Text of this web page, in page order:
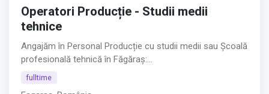
Operatori Producție - Studii medii
tehnice
Angajăm în Personal Producție cu studii medii sau Școală
profesională tehnică în Făgăraș:
fulltime